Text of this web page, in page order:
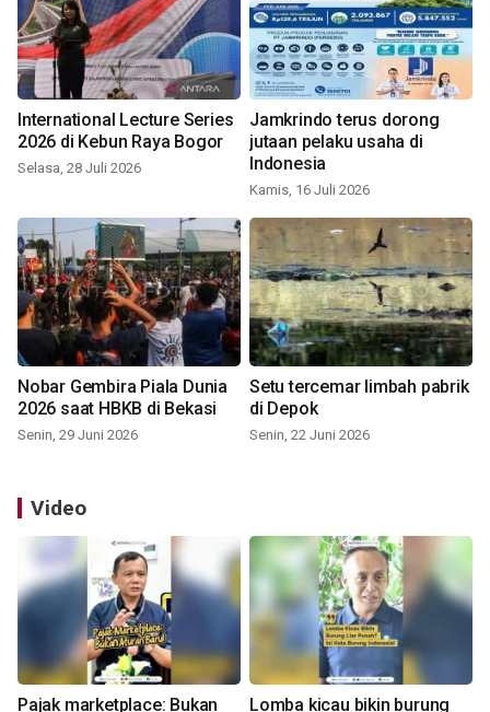
International Lecture Series
2026 di Kebun Raya Bogor
Selasa, 28 Juli 2026
Jamkrindo terus dorong
jutaan pelaku usaha di
Indonesia
Kamis, 16 Juli 2026
Nobar Gembira Piala Dunia
2026 saat HBKB di Bekasi
Senin, 29 Juni 2026
Setu tercemar limbah pabrik
di Depok
Senin, 22 Juni 2026
Video
Pajak marketplace: Bukan
Lomba kicau bikin burung